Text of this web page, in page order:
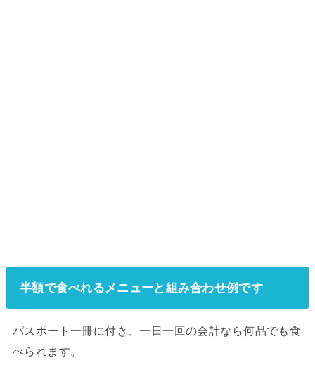
半額で食べれるメニューと組み合わせ例です
パスポート一冊に付き、一日一回の会計なら何品でも食
べられます。